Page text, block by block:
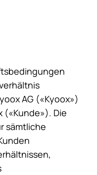
AG («Kyoox»)
(«Kunde»). Die
sämtliche